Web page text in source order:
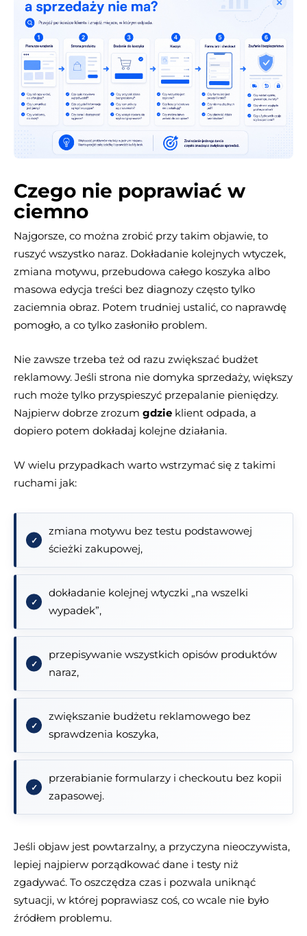
Czego nie poprawiać w
ciemno
Najgorsze, co można zrobić przy takim objawie, to
ruszyć wszystko naraz. Dokładanie kolejnych wtyczek,
zmiana motywu, przebudowa całego koszyka albo
masowa edycja treści bez diagnozy często tylko
zaciemnia obraz. Potem trudniej ustalić, co naprawdę
pomogło, a co tylko zasłoniło problem.
Nie zawsze trzeba też od razu zwiększać budżet
reklamowy. Jeśli strona nie domyka sprzedaży, większy
ruch może tylko przyspieszyć przepalanie pieniędzy.
Najpierw dobrze zrozum gdzie klient odpada, a
dopiero potem dokładaj kolejne działania.
W wielu przypadkach warto wstrzymać się z takimi
ruchami jak:
zmiana motywu bez testu podstawowej
ścieżki zakupowej,
dokładanie kolejnej wtyczki „na wszelki
wypadek”,
przepisywanie wszystkich opisów produktów
naraz,
zwiększanie budżetu reklamowego bez
sprawdzenia koszyka,
przerabianie formularzy i checkoutu bez kopii
zapasowej.
Jeśli objaw jest powtarzalny, a przyczyna nieoczywista,
lepiej najpierw porządkować dane i testy niż
zgadywać. To oszczędza czas i pozwala uniknąć
sytuacji, w której poprawiasz coś, co wcale nie było
źródłem problemu.